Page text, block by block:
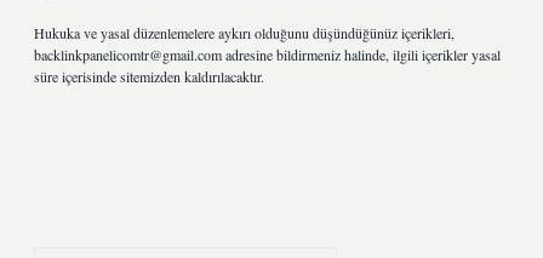
Hukuka ve yasal düzenlemelere aykırı olduğunu düşündüğünüz içerikleri,
backlinkpanelicomtr@gmail.comadresine bildirmeniz halinde, ilgili içerikler yasal
süre içerisinde sitemizden kaldırılacaktır.